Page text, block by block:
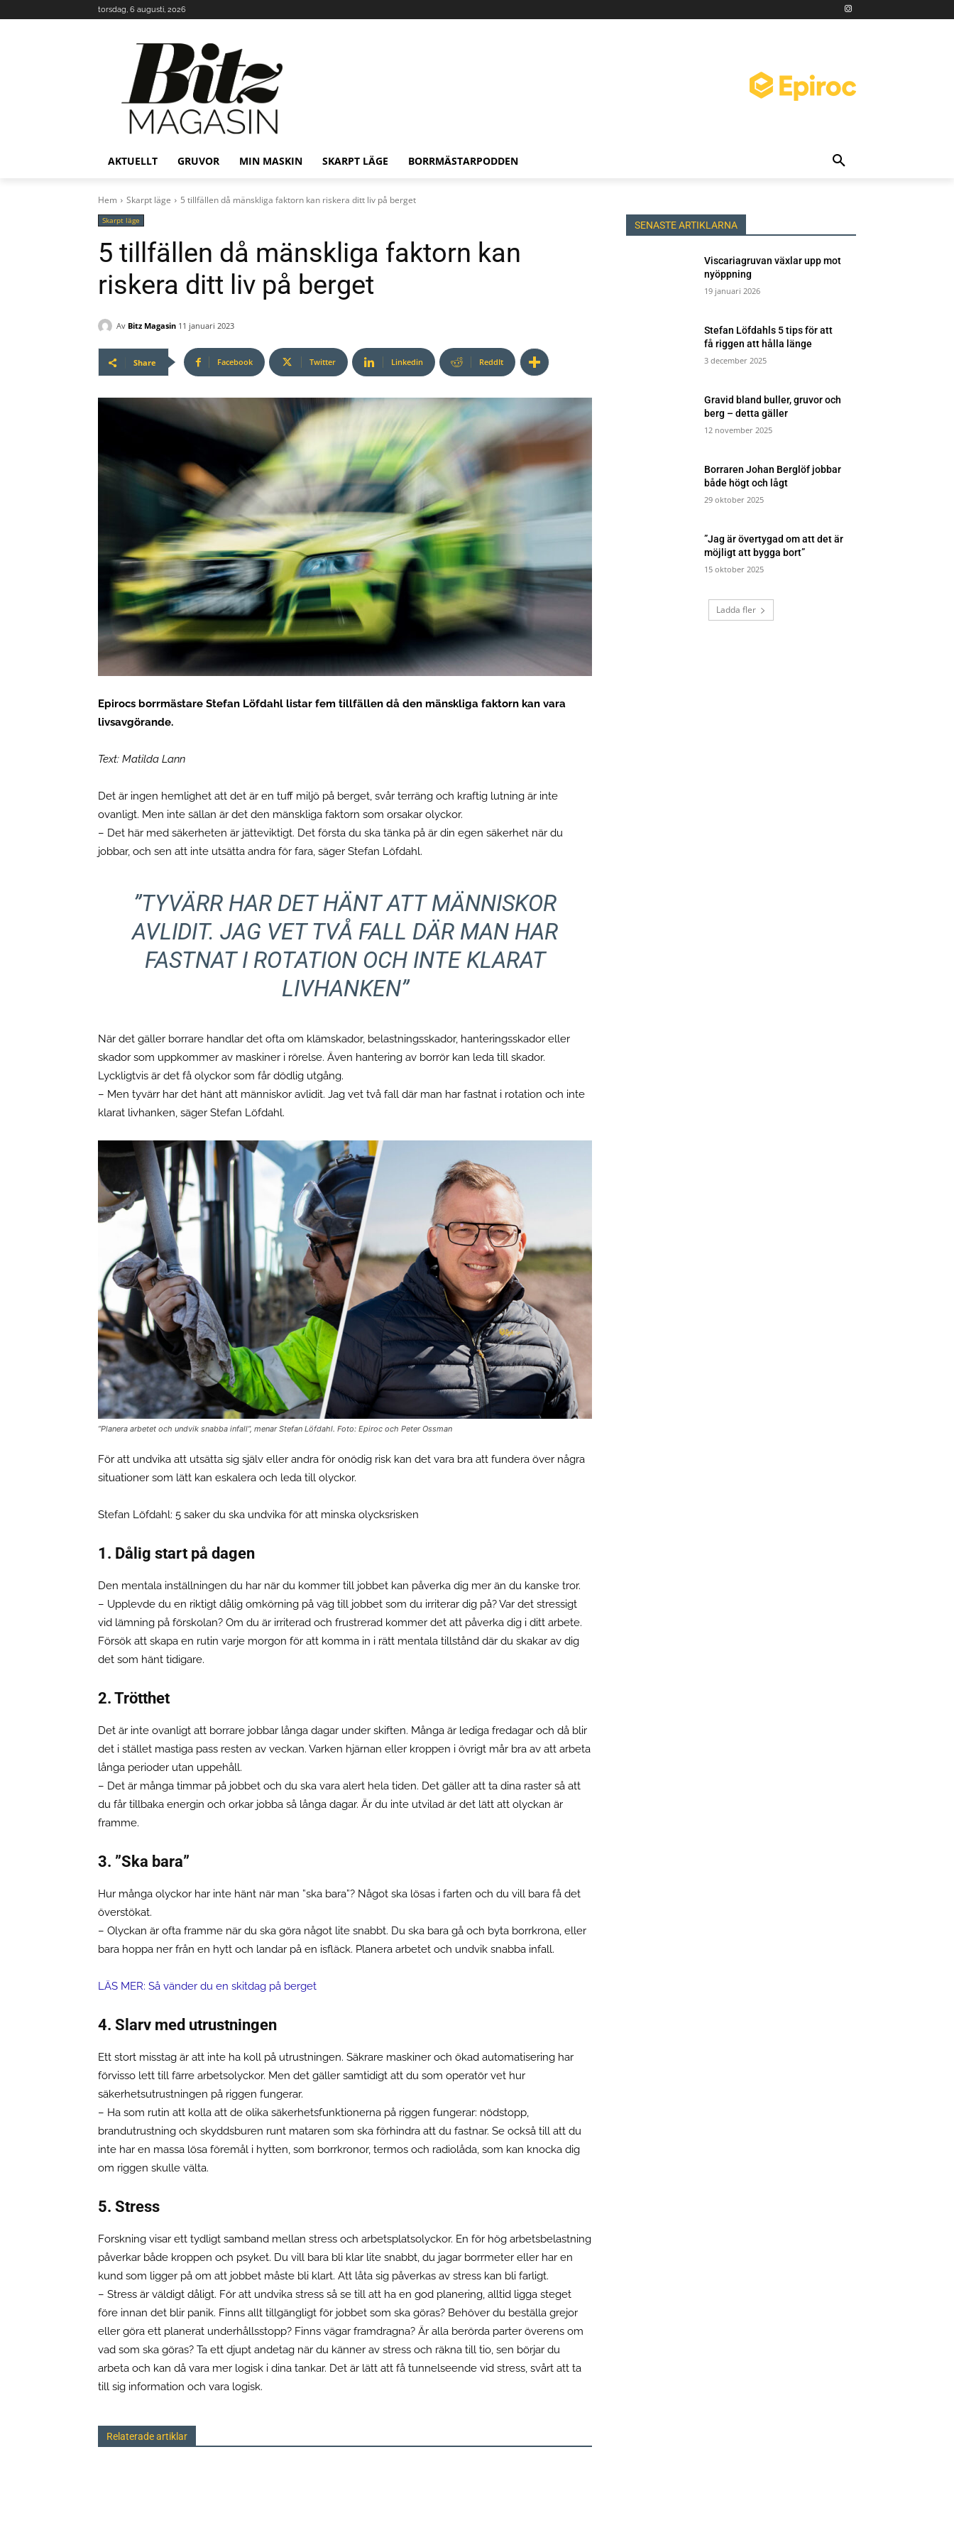
torsdag, 6 augusti, 2026
AKTUELLT GRUVOR MIN MASKIN SKARPT LÄGE BORRMÄSTARPODDEN
Hem Skarpt läge 5 tillfällen då mänskliga faktorn kan riskera ditt liv på berget
Skarpt läge
5 tillfällen då mänskliga faktorn kan
riskera ditt liv på berget
Av Bitz Magasin 11 januari 2023
Share Facebook Twitter Linkedin ReddIt
Epirocs borrmästare Stefan Löfdahl listar fem tillfällen då den mänskliga faktorn kan vara
livsavgörande.
Text: Matilda Lann
Det är ingen hemlighet att det är en tuff miljö på berget, svår terräng och kraftig lutning är inte
ovanligt. Men inte sällan är det den mänskliga faktorn som orsakar olyckor.
– Det här med säkerheten är jätteviktigt. Det första du ska tänka på är din egen säkerhet när du
jobbar, och sen att inte utsätta andra för fara, säger Stefan Löfdahl.
”TYVÄRR HAR DET HÄNT ATT MÄNNISKOR
AVLIDIT. JAG VET TVÅ FALL DÄR MAN HAR
FASTNAT I ROTATION OCH INTE KLARAT
LIVHANKEN”
När det gäller borrare handlar det ofta om klämskador, belastningsskador, hanteringsskador eller
skador som uppkommer av maskiner i rörelse. Även hantering av borrör kan leda till skador.
Lyckligtvis är det få olyckor som får dödlig utgång.
– Men tyvärr har det hänt att människor avlidit. Jag vet två fall där man har fastnat i rotation och inte
klarat livhanken, säger Stefan Löfdahl.
”Planera arbetet och undvik snabba infall”, menar Stefan Löfdahl. Foto: Epiroc och Peter Ossman
För att undvika att utsätta sig själv eller andra för onödig risk kan det vara bra att fundera över några
situationer som lätt kan eskalera och leda till olyckor.
Stefan Löfdahl: 5 saker du ska undvika för att minska olycksrisken
1. Dålig start på dagen
Den mentala inställningen du har när du kommer till jobbet kan påverka dig mer än du kanske tror.
– Upplevde du en riktigt dålig omkörning på väg till jobbet som du irriterar dig på? Var det stressigt
vid lämning på förskolan? Om du är irriterad och frustrerad kommer det att påverka dig i ditt arbete.
Försök att skapa en rutin varje morgon för att komma in i rätt mentala tillstånd där du skakar av dig
det som hänt tidigare.
2. Trötthet
Det är inte ovanligt att borrare jobbar långa dagar under skiften. Många är lediga fredagar och då blir
det i stället mastiga pass resten av veckan. Varken hjärnan eller kroppen i övrigt mår bra av att arbeta
långa perioder utan uppehåll.
– Det är många timmar på jobbet och du ska vara alert hela tiden. Det gäller att ta dina raster så att
du får tillbaka energin och orkar jobba så långa dagar. Är du inte utvilad är det lätt att olyckan är
framme.
3. ”Ska bara”
Hur många olyckor har inte hänt när man ”ska bara”? Något ska lösas i farten och du vill bara få det
överstökat.
– Olyckan är ofta framme när du ska göra något lite snabbt. Du ska bara gå och byta borrkrona, eller
bara hoppa ner från en hytt och landar på en isfläck. Planera arbetet och undvik snabba infall.
LÄS MER: Så vänder du en skitdag på berget
4. Slarv med utrustningen
Ett stort misstag är att inte ha koll på utrustningen. Säkrare maskiner och ökad automatisering har
förvisso lett till färre arbetsolyckor. Men det gäller samtidigt att du som operatör vet hur
säkerhetsutrustningen på riggen fungerar.
– Ha som rutin att kolla att de olika säkerhetsfunktionerna på riggen fungerar: nödstopp,
brandutrustning och skyddsburen runt mataren som ska förhindra att du fastnar. Se också till att du
inte har en massa lösa föremål i hytten, som borrkronor, termos och radiolåda, som kan knocka dig
om riggen skulle välta.
5. Stress
Forskning visar ett tydligt samband mellan stress och arbetsplatsolyckor. En för hög arbetsbelastning
påverkar både kroppen och psyket. Du vill bara bli klar lite snabbt, du jagar borrmeter eller har en
kund som ligger på om att jobbet måste bli klart. Att låta sig påverkas av stress kan bli farligt.
– Stress är väldigt dåligt. För att undvika stress så se till att ha en god planering, alltid ligga steget
före innan det blir panik. Finns allt tillgängligt för jobbet som ska göras? Behöver du beställa grejor
eller göra ett planerat underhållsstopp? Finns vägar framdragna? Är alla berörda parter överens om
vad som ska göras? Ta ett djupt andetag när du känner av stress och räkna till tio, sen börjar du
arbeta och kan då vara mer logisk i dina tankar. Det är lätt att få tunnelseende vid stress, svårt att ta
till sig information och vara logisk.
Relaterade artiklar
SENASTE ARTIKLARNA
Viscariagruvan växlar upp mot
nyöppning
19 januari 2026
Stefan Löfdahls 5 tips för att
få riggen att hålla länge
3 december 2025
Gravid bland buller, gruvor och
berg – detta gäller
12 november 2025
Borraren Johan Berglöf jobbar
både högt och lågt
29 oktober 2025
”Jag är övertygad om att det är
möjligt att bygga bort”
15 oktober 2025
Ladda fler